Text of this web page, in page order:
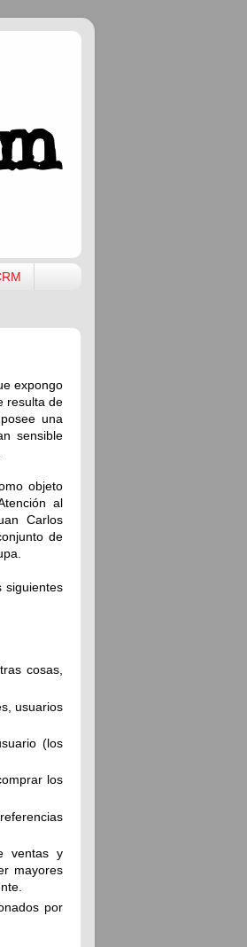
expongo
resulta de
una
sensible
objeto
al
Carlos
de
siguientes
cosas,
usuarios
(los
los
ventas y
mayores
por